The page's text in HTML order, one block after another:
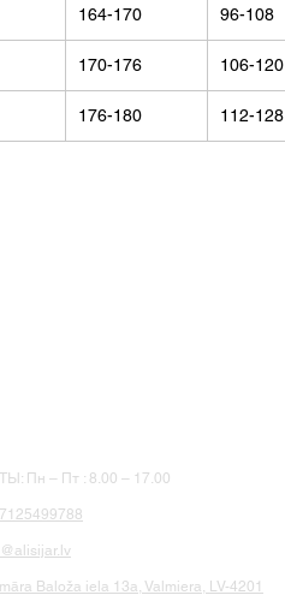
164-170 96-108
170-176 106-120
176-180 112-128
Пн – Пт : 8.00 – 17.00
Baloža iela 13a, Valmiera, LV-4201